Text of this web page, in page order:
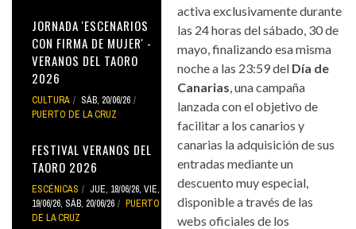
JORNADA 'ESCENARIOS
CON FIRMA DE MUJER' -
VERANOS DEL TAORO
2026
CULTURA
SÁB, 20/06/26
PUERTO DE LA CRUZ
FESTIVAL VERANOS DEL
TAORO 2026
ESCÉNICAS JUE, 18/06/26, VIE,
19/06/26, SÁB, 20/06/26
PUERTO
DE LA CRUZ
activa exclusivamente durante
las 24 horas del sábado, 30 de
mayo, finalizando esa misma
noche a las 23:59 del Día de
Canarias, una campaña
lanzada con el objetivo de
facilitar a los canarios y
canarias la adquisición de sus
entradas mediante un
descuento muy especial,
disponible a través de las
webs oficiales de los